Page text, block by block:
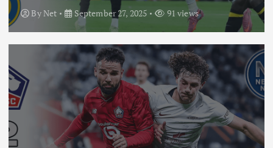
ByNet September 27, 2025 91 views